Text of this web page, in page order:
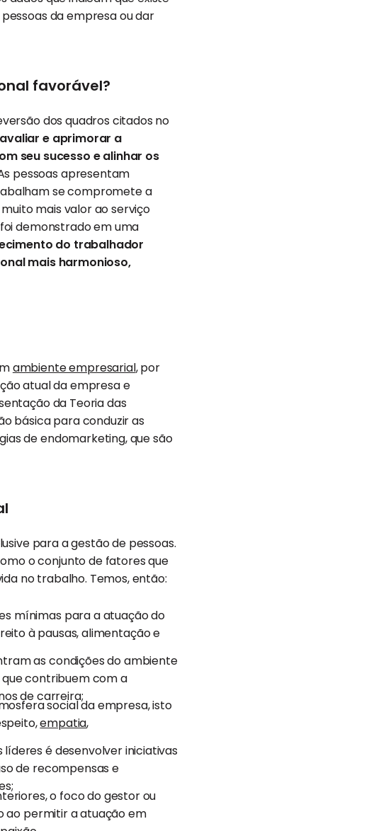
da empresa ou dar
favorável?
dos quadros citados no
e aprimorar a
seu sucesso e alinhar os
pessoas apresentam
se compromete a
mais valor ao serviço
demonstrado em uma
do trabalhador
mais harmonioso,
ambiente empresarial, por
atual da empresa e
da Teoria das
básica para conduzir as
de endomarketing, que são
para a gestão de pessoas.
o conjunto de fatores que
no trabalho. Temos, então:
mínimas para a atuação do
à pausas, alimentação e
as condições do ambiente
contribuem com a
de carreira;
social da empresa, isto
empatia,
é desenvolver iniciativas
de recompensas e
o foco do gestor ou
ao permitir a atuação em